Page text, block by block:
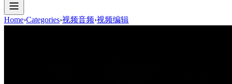
Home›Categories›视频音频›视频编辑